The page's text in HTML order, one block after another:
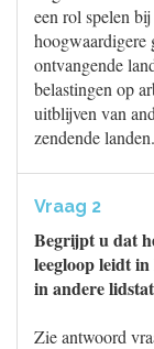
een rol spelen
hoogwaardigere
ontvangende
belastingen op
uitblijven van
zendende
Vraag 2
Begrijpt u dat
leegloop leidt
in andere
Zie antwoord